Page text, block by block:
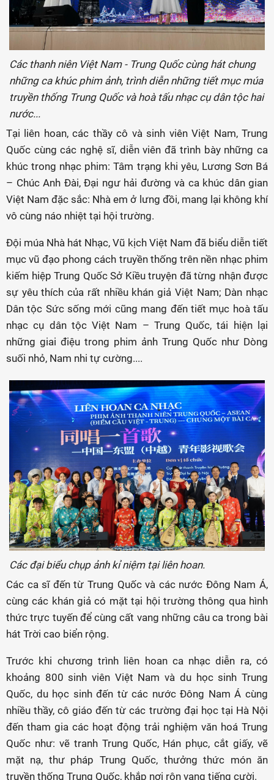
Các thanh niên Việt Nam - Trung Quốc cùng hát chung
những ca khúc phim ảnh, trình diễn những tiết mục múa
truyền thống Trung Quốc và hoà tấu nhạc cụ dân tộc hai
nước...
Tại liên hoan, các thầy cô và sinh viên Việt Nam, Trung
Quốc cùng các nghệ sĩ, diễn viên đã trình bày những ca
khúc trong nhạc phim: Tâm trạng khi yêu, Lương Sơn Bá
– Chúc Anh Đài, Đại ngư hải đường và ca khúc dân gian
Việt Nam đặc sắc: Nhà em ở lưng đồi, mang lại không khí
vô cùng náo nhiệt tại hội trường.
Đội múa Nhà hát Nhạc, Vũ kịch Việt Nam đã biểu diễn tiết
mục vũ đạo phong cách truyền thống trên nền nhạc phim
kiếm hiệp Trung Quốc Sở Kiều truyện đã từng nhận được
sự yêu thích của rất nhiều khán giả Việt Nam; Dàn nhạc
Dân tộc Sức sống mới cũng mang đến tiết mục hoà tấu
nhạc cụ dân tộc Việt Nam – Trung Quốc, tái hiện lại
những giai điệu trong phim ảnh Trung Quốc như Dòng
suối nhỏ, Nam nhi tự cường....
Các đại biểu chụp ảnh kỉ niệm tại liên hoan.
Các ca sĩ đến từ Trung Quốc và các nước Đông Nam Á,
cùng các khán giả có mặt tại hội trường thông qua hình
thức trực tuyến để cùng cất vang những câu ca trong bài
hát Trời cao biển rộng.
Trước khi chương trình liên hoan ca nhạc diễn ra, có
khoảng 800 sinh viên Việt Nam và du học sinh Trung
Quốc, du học sinh đến từ các nước Đông Nam Á cùng
nhiều thầy, cô giáo đến từ các trường đại học tại Hà Nội
đến tham gia các hoạt động trải nghiệm văn hoá Trung
Quốc như: vẽ tranh Trung Quốc, Hán phục, cắt giấy, vẽ
mặt nạ, thư pháp Trung Quốc, thưởng thức món ăn
truyền thống Trung Quốc, khắp nơi rộn vang tiếng cười.